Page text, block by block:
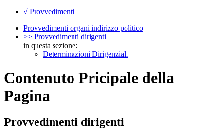
√ Provvedimenti
Provvedimenti organi indirizzo politico
>> Provvedimenti dirigenti
in questa sezione:
Determinazioni Dirigenziali
Contenuto Pricipale della
Pagina
Provvedimenti dirigenti